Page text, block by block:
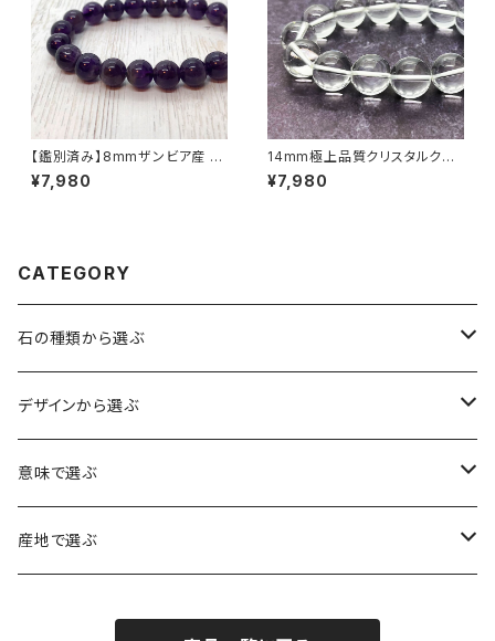
【鑑別済み】8mmザンビア産 天
然アメジスト ブレスレット
¥7,980
14mm極上品質クリスタルクォ
ーツ（天然水晶）ブレスレット【ミ
ナスジェライス産】
¥7,980
CATEGORY
石の種類から選ぶ
水晶（クォーツ）
アイリスクォーツ（虹入り水晶）
ヒマラヤ水晶
ローズクォーツ（紅水晶）
アメジスト（紫水晶）
デザインから選ぶ
龍彫刻（水晶）
龍彫刻（オニキス）
意味で選ぶ
魔除け・厄除け
産地で選ぶ